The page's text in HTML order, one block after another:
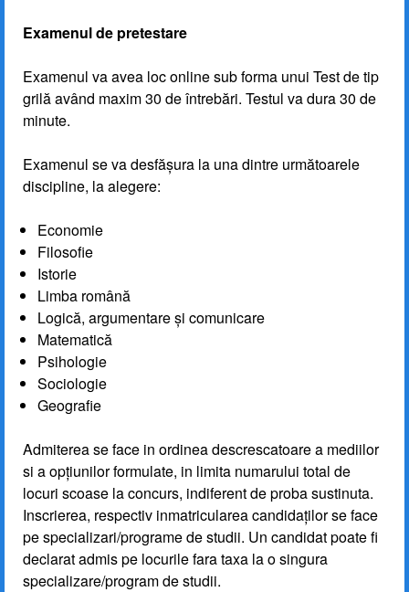
Examenul de pretestare
Examenul va avea loc online sub forma unui Test de tip
grilă având maxim 30 de întrebări. Testul va dura 30 de
minute.
Examenul se va desfășura la una dintre următoarele
discipline, la alegere:
Economie
Filosofie
Istorie
Limba română
Logică, argumentare și comunicare
Matematică
Psihologie
Sociologie
Geografie
Admiterea se face in ordinea descrescatoare a mediilor
si a opţiunilor formulate, in limita numarului total de
locuri scoase la concurs, indiferent de proba sustinuta.
Inscrierea, respectiv inmatricularea candidaţilor se face
pe specializari/programe de studii. Un candidat poate fi
declarat admis pe locurile fara taxa la o singura
specializare/program de studii.